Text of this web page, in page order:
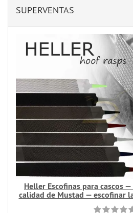
SUPERVENTAS
Heller Escofinas para cascos
calidad de Mustad — escofinar